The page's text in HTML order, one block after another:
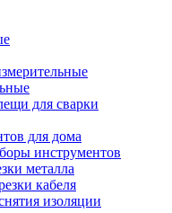
для сварки
для дома
инструментов
металла
кабеля
изоляции